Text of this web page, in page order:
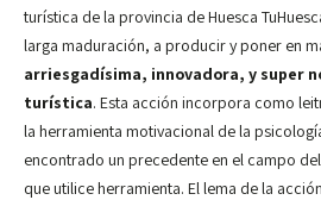
turística de la provincia de Huesca
larga maduración, a producir y poner en
arriesgadísima, innovadora, y super
turística. Esta acción incorpora como
la herramienta motivacional de la
encontrado un precedente en el campo
que utilice herramienta. El lema de la